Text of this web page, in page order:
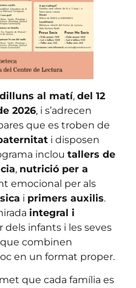
dilluns al matí, del 12
2026, i s’adrecen
que es troben de
i disposen
inclou tallers de
, nutrició per a
emocional per als
i primers auxilis.
integral i
dels infants i les seves
combinen
en un format proper.
que cada família es